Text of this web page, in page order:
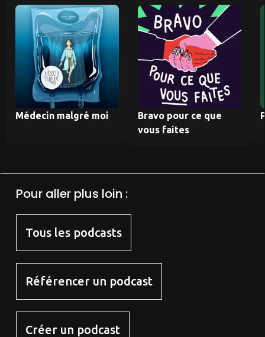
Médecin malgré moi
Bravo pour ce que
vous faites
Pour aller plus loin :
Tous les podcasts
Référencer un podcast
Créer un podcast